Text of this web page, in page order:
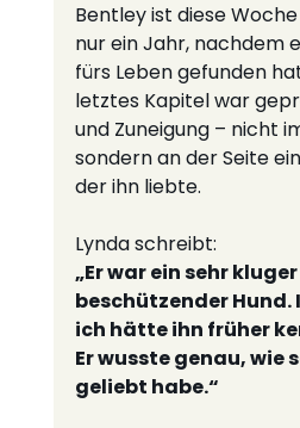
Bentley ist diese
nur ein Jahr, nachdem
fürs Leben gefunden
letztes Kapitel war
und Zuneigung – nicht
sondern an der Seite
der ihn liebte.
Lynda schreibt:
„Er war ein sehr
beschützender Hund.
ich hätte ihn früher
Er wusste genau, wie
geliebt habe.“